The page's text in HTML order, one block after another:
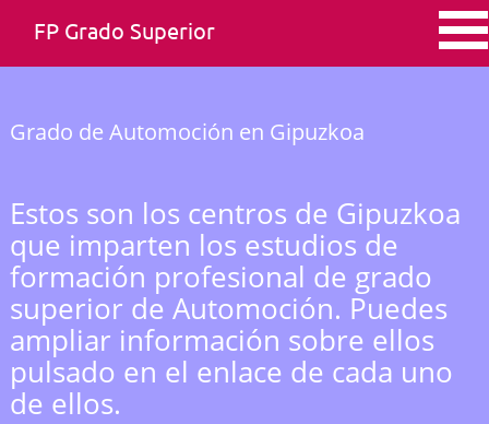
FP Grado Superior
Grado de Automoción en Gipuzkoa
Estos son los centros de Gipuzkoa
que imparten los estudios de
formación profesional de grado
superior de Automoción. Puedes
ampliar información sobre ellos
pulsado en el enlace de cada uno
de ellos.